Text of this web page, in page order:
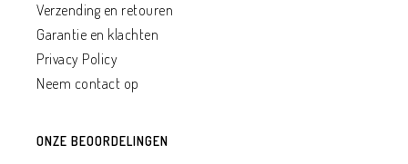
Verzending en retouren
Garantie en klachten
Privacy Policy
Neem contact op
ONZE BEOORDELINGEN